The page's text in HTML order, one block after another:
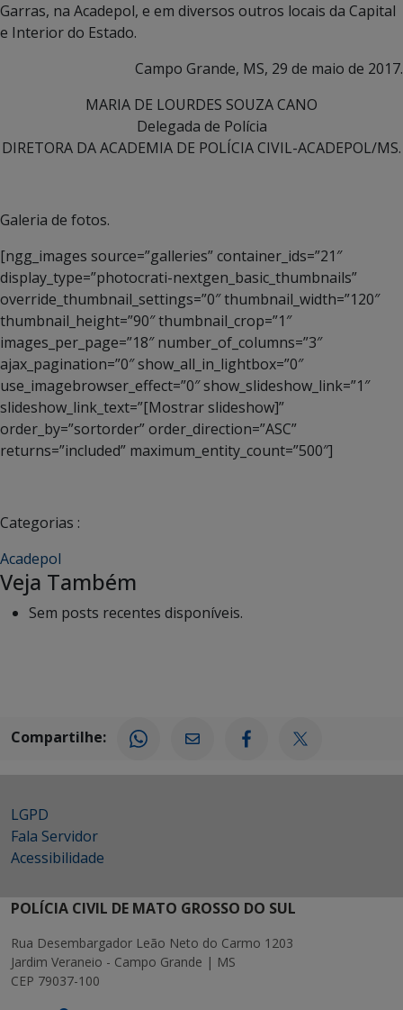
Garras, na Acadepol, e em diversos outros locais da Capital
e Interior do Estado.
Campo Grande, MS, 29 de maio de 2017.
MARIA DE LOURDES SOUZA CANO
Delegada de Polícia
DIRETORA DA ACADEMIA DE POLÍCIA CIVIL-ACADEPOL/MS.
Galeria de fotos.
[ngg_images source=”galleries” container_ids=”21″
display_type=”photocrati-nextgen_basic_thumbnails”
override_thumbnail_settings=”0″ thumbnail_width=”120″
thumbnail_height=”90″ thumbnail_crop=”1″
images_per_page=”18″ number_of_columns=”3″
ajax_pagination=”0″ show_all_in_lightbox=”0″
use_imagebrowser_effect=”0″ show_slideshow_link=”1″
slideshow_link_text=”[Mostrar slideshow]”
order_by=”sortorder” order_direction=”ASC”
returns=”included” maximum_entity_count=”500″]
Categorias :
Acadepol
Veja Também
Sem posts recentes disponíveis.
Compartilhe:
LGPD
Fala Servidor
Acessibilidade
POLÍCIA CIVIL DE MATO GROSSO DO SUL
Rua Desembargador Leão Neto do Carmo 1203
Jardim Veraneio - Campo Grande | MS
CEP 79037-100